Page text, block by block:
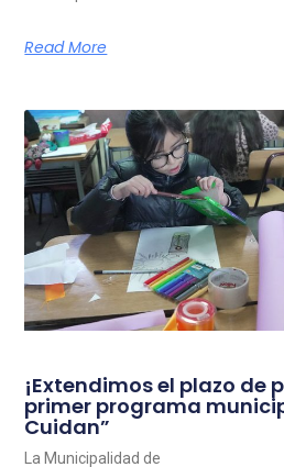
Read More
¡Extendimos el plazo de
primer programa
Cuidan”
La Municipalidad de